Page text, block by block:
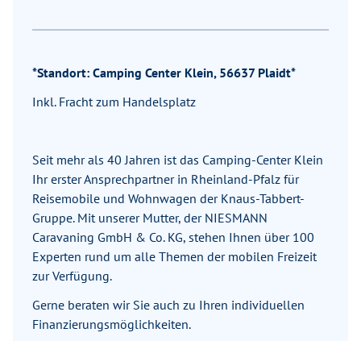
*Standort: Camping Center Klein, 56637 Plaidt*
Inkl. Fracht zum Handelsplatz
Seit mehr als 40 Jahren ist das Camping-Center Klein
Ihr erster Ansprechpartner in Rheinland-Pfalz für
Reisemobile und Wohnwagen der Knaus-Tabbert-
Gruppe. Mit unserer Mutter, der NIESMANN
Caravaning GmbH & Co. KG, stehen Ihnen über 100
Experten rund um alle Themen der mobilen Freizeit
zur Verfügung.
Gerne beraten wir Sie auch zu Ihren individuellen
Finanzierungsmöglichkeiten.